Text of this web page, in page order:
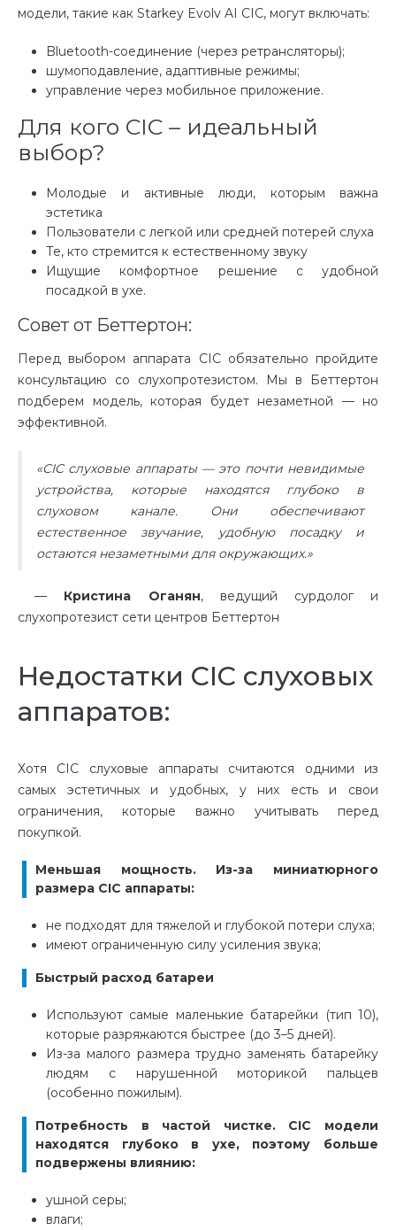
модели, такие как Starkey Evolv AI CIC, могут включать:
Bluetooth-соединение (через ретрансляторы);
шумоподавление, адаптивные режимы;
управление через мобильное приложение.
Для кого CIC – идеальный
выбор?
Молодые и активные люди, которым важна
эстетика
Пользователи с легкой или средней потерей слуха
Те, кто стремится к естественному звуку
Ищущие комфортное решение с удобной
посадкой в ухе.
Совет от Беттертон:
Перед выбором аппарата CIC обязательно пройдите
консультацию со слухопротезистом. Мы в Беттертон
подберем модель, которая будет незаметной — но
эффективной.
«CIC слуховые аппараты — это почти невидимые
устройства, которые находятся глубоко в
слуховом канале. Они обеспечивают
естественное звучание, удобную посадку и
остаются незаметными для окружающих.»
— Кристина Оганян, ведущий сурдолог и
слухопротезист сети центров Беттертон
Недостатки CIC слуховых
аппаратов:
Хотя CIC слуховые аппараты считаются одними из
самых эстетичныхи удобных, у них есть и свои
ограничения, которые важно учитывать перед
покупкой.
Меньшая мощность. Из-за миниатюрного
размера CIC аппараты:
не подходят для тяжелой и глубокой потери слуха;
имеют ограниченную силу усиления звука;
Быстрый расход батареи
Используют самые маленькие батарейки (тип 10),
которые разряжаются быстрее (до 3–5 дней).
Из-за малого размера трудно заменять батарейку
людям с нарушенной моторикой пальцев
(особенно пожилым).
Потребность в частой чистке. CIC модели
находятся глубоко в ухе, поэтому больше
подвержены влиянию:
ушной серы;
влаги;